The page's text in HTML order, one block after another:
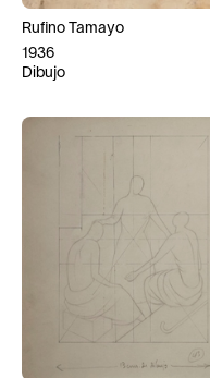
Rufino Tamayo
1936
Dibujo